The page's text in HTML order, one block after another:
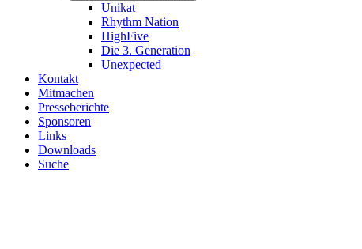
Unikat
Rhythm Nation
HighFive
Die 3. Generation
Unexpected
Kontakt
Mitmachen
Presseberichte
Sponsoren
Links
Downloads
Suche